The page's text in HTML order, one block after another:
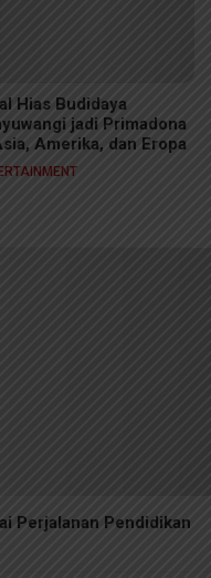
Hias Budidaya
jadi Primadona
Amerika, dan Eropa
Perjalanan Pendidikan